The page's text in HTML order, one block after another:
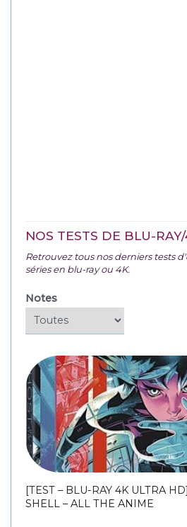
NOS TESTS DE BLU-
Retrouvez tous nos derniers tests
séries en blu-ray ou 4K.
Notes
[TEST – BLU-RAY 4K ULTRA
SHELL – ALL THE ANIME